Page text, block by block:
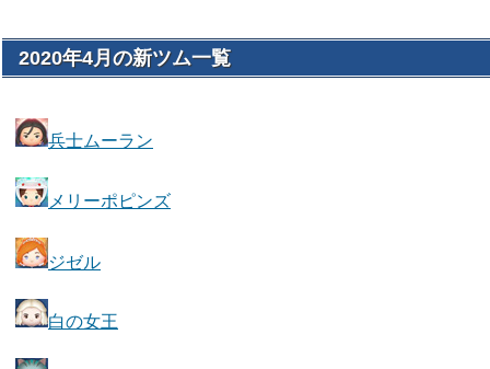
2020年4月の新ツム一覧
兵士ムーラン
メリーポピンズ
ジゼル
白の女王